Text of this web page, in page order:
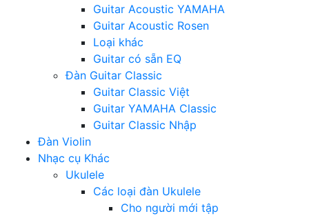
Guitar Acoustic YAMAHA
Guitar Acoustic Rosen
Loại khác
Guitar có sẵn EQ
Đàn Guitar Classic
Guitar Classic Việt
Guitar YAMAHA Classic
Guitar Classic Nhập
Đàn Violin
Nhạc cụ Khác
Ukulele
Các loại đàn Ukulele
Cho người mới tập